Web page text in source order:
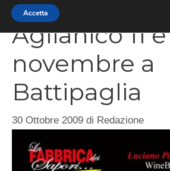
Aglianico e
Aglianico 11 e
novembre a
Battipaglia
30 Ottobre 2009 di Redazione
Accetta